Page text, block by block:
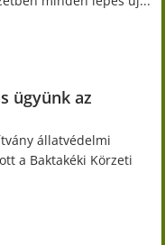
ügyünk az
állatvédelmi
a Baktakéki Körzeti